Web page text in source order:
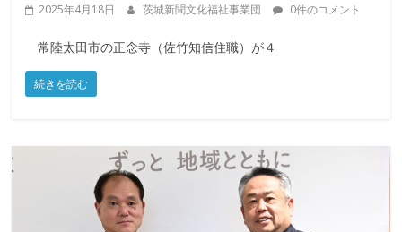
2025年4月18日 茨城新聞文化福祉事業団 0件のコメント
常陸太田市の正念寺（佐竹知信住職）が４
続きを読む